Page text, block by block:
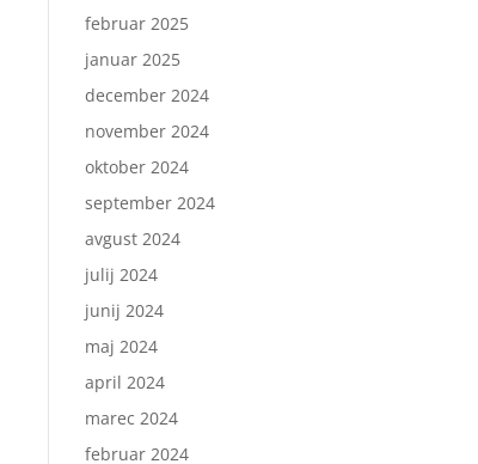
februar 2025
januar 2025
december 2024
november 2024
oktober 2024
september 2024
avgust 2024
julij 2024
junij 2024
maj 2024
april 2024
marec 2024
februar 2024